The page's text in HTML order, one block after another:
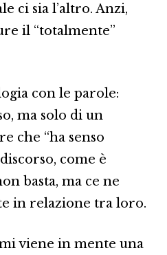
ci sia l’altro. Anzi,
il “totalmente”
con le parole:
ma solo di un
che “ha senso
come è
basta, ma ce ne
in relazione tra loro.
viene in mente una